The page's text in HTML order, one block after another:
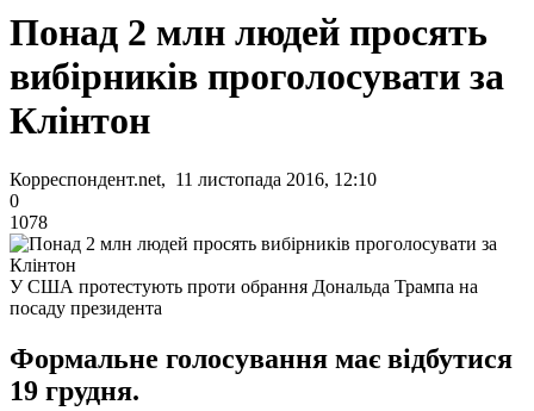
Понад 2 млн людей просять
вибірників проголосувати за
Клінтон
Корреспондент.net, 11 листопада 2016, 12:10
0
1078
У США протестують проти обрання Дональда Трампа на
посаду президента
Формальне голосування має відбутися
19 грудня.